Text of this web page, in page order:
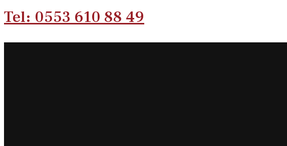
Tel: 0553 610 88 49